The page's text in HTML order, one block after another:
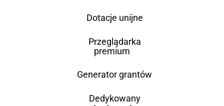
Dotacje unijne
Przeglądarka
premium
Generator grantów
Dedykowany